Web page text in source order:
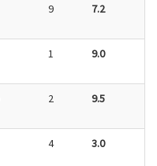
9 7.2
1 9.0
2 9.5
4 3.0